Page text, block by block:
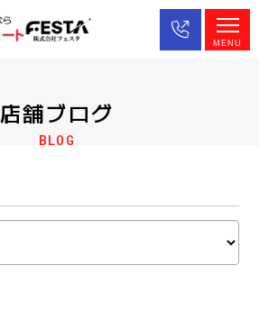
店舗ブログ
BLOG
MENU